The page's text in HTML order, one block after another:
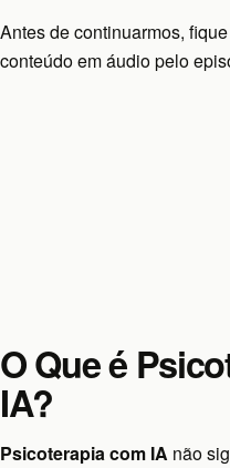
Antes de continuarmos,
conteúdo em áudio pelo
O Que é
IA?
Psicoterapia com IA não